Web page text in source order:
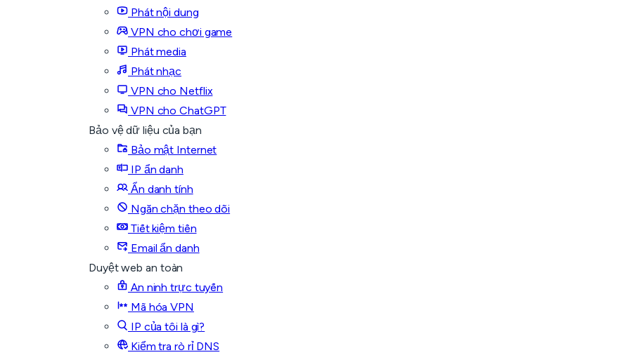
Phát nội dung
VPN cho chơi game
Phát media
Phát nhạc
VPN cho Netflix
VPN cho ChatGPT
Bảo vệ dữ liệu của bạn
Bảo mật Internet
IP ẩn danh
Ẩn danh tính
Ngăn chặn theo dõi
Tiết kiệm tiền
Email ẩn danh
Duyệt web an toàn
An ninh trực tuyến
Mã hóa VPN
IP của tôi là gì?
Kiểm tra rò rỉ DNS